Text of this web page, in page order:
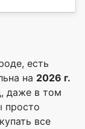
есть
на 2026 г.
даже в том
просто
все